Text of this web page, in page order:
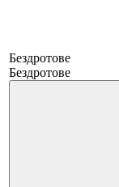
Бездротове
Бездротове